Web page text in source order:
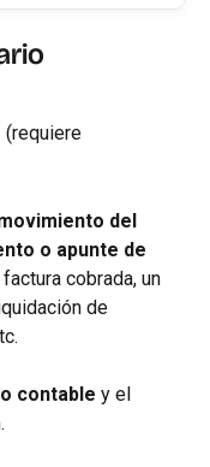
(requiere
del
o apunte de
factura cobrada, un
de
contable y el